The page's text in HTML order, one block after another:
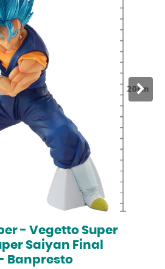
- Vegetto Super
Saiyan Final
Banpresto